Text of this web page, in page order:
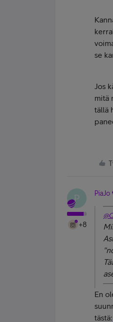
se
Jos
mitä
tällä
P
+8
PiaJo
En
tästä: